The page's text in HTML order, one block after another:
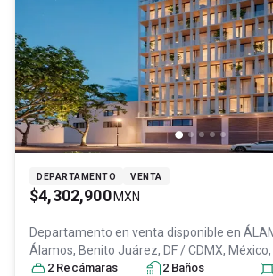
DEPARTAMENTO VENTA
$4,302,900 MXN
Departamento en venta disponible en
Álamos, Benito Juárez, DF / CDMX, México
31035194
2 Recámaras 2 Baños